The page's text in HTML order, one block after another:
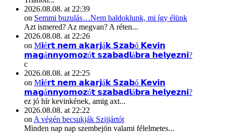
2026.08.08. at 22:39
on Semmi buzulás…Nem haldoklunk, mi így élünk
Azt ismered? Az megvan? A réten...
2026.08.08. at 22:26
on M𝗶é𝗿𝘁 𝗻𝗲𝗺 𝗮𝗸𝗮𝗿𝗷á𝗸 𝗦𝘇𝗮𝗯ó 𝗞𝗲𝘃𝗶𝗻
𝗺𝗮𝗴á𝗻𝗻𝘆𝗼𝗺𝗼𝘇ó𝘁 𝘀𝘇𝗮𝗯𝗮𝗱𝗹á𝗯𝗿𝗮 𝗵𝗲𝗹𝘆𝗲𝘇𝗻𝗶?
c
2026.08.08. at 22:25
on M𝗶é𝗿𝘁 𝗻𝗲𝗺 𝗮𝗸𝗮𝗿𝗷á𝗸 𝗦𝘇𝗮𝗯ó 𝗞𝗲𝘃𝗶𝗻
𝗺𝗮𝗴á𝗻𝗻𝘆𝗼𝗺𝗼𝘇ó𝘁 𝘀𝘇𝗮𝗯𝗮𝗱𝗹á𝗯𝗿𝗮 𝗵𝗲𝗹𝘆𝗲𝘇𝗻𝗶?
ez jó hír kevinkének, amig axt...
2026.08.08. at 22:22
on A végén becsukják Szijjártót
Minden nap nap szembejön valami félelmetes...